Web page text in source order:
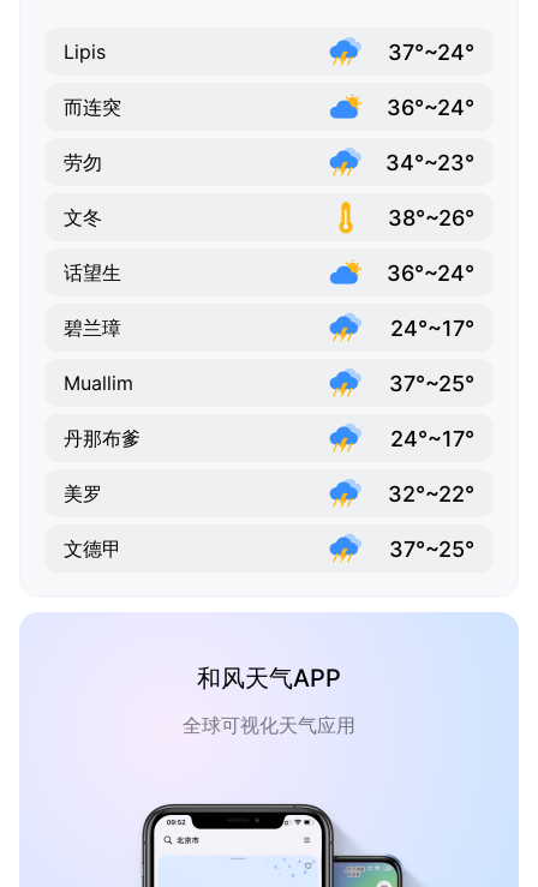
Lipis 37°~24°
而连突 36°~24°
劳勿 34°~23°
文冬 38°~26°
话望生 36°~24°
碧兰璋 24°~17°
Muallim 37°~25°
丹那布爹 24°~17°
美罗 32°~22°
文德甲 37°~25°
和风天气APP
全球可视化天气应用